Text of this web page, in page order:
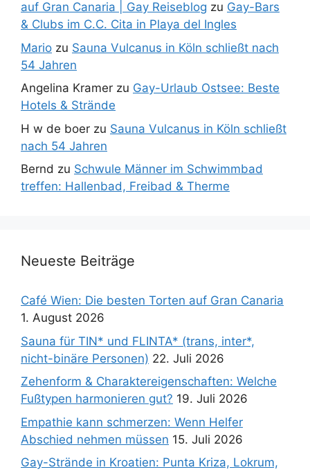
auf Gran Canaria | Gay Reiseblog zu Gay-Bars
& Clubs im C.C. Cita in Playa del Ingles
Mario zu Sauna Vulcanus in Köln schließt nach
54 Jahren
Angelina Kramer zu Gay-Urlaub Ostsee: Beste
Hotels & Strände
H w de boer zu Sauna Vulcanus in Köln schließt
nach 54 Jahren
Bernd zu Schwule Männer im Schwimmbad
treffen: Hallenbad, Freibad & Therme
Neueste Beiträge
Café Wien: Die besten Torten auf Gran Canaria
1. August 2026
Sauna für TIN* und FLINTA* (trans, inter*,
nicht-binäre Personen) 22. Juli 2026
Zehenform & Charaktereigenschaften: Welche
Fußtypen harmonieren gut? 19. Juli 2026
Empathie kann schmerzen: Wenn Helfer
Abschied nehmen müssen 15. Juli 2026
Gay-Strände in Kroatien: Punta Kriza, Lokrum,